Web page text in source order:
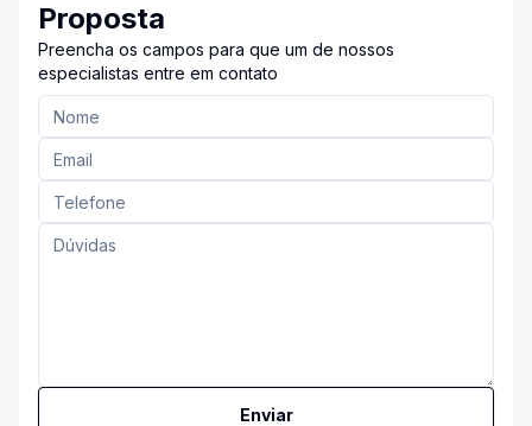
Proposta
Preencha os campos para que um de nossos
especialistas entre em contato
Enviar